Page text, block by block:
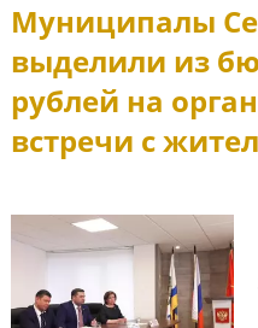
Муниципалы
выделили из
рублей на
встречи с